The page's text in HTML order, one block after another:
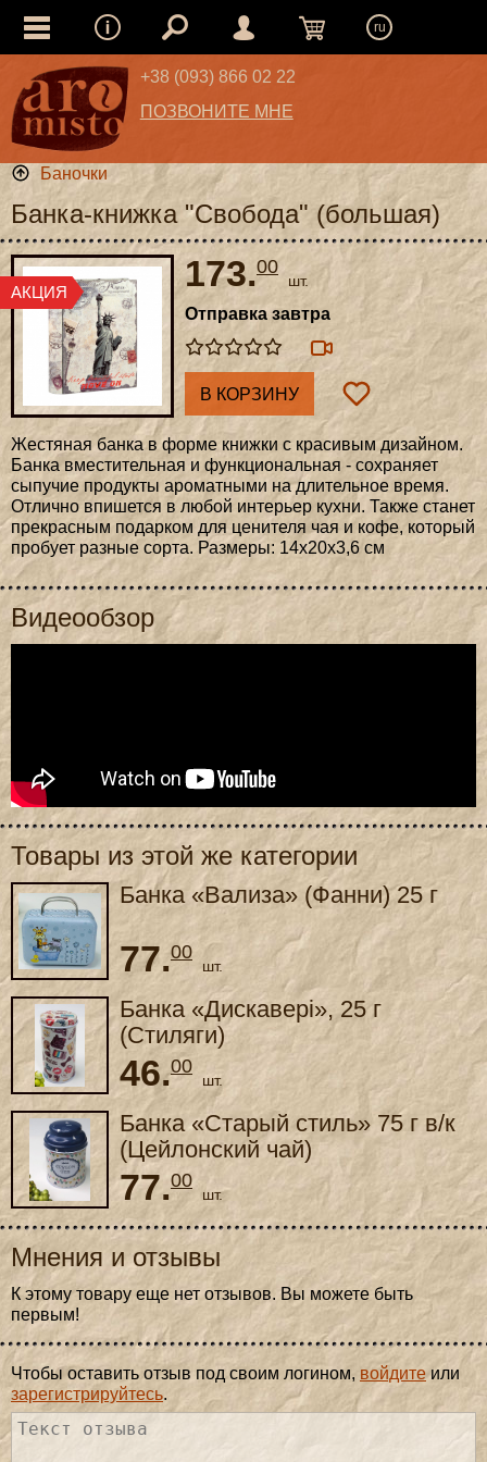
ru
+38 (093) 866 02 22
ПОЗВОНИТЕ МНЕ
Баночки
Банка-книжка "Свобода" (большая)
173.00
шт.
Отправка завтра
В КОРЗИНУ
Жестяная банка в форме книжки с красивым дизайном.
Банка вместительная и функциональная - сохраняет
сыпучие продукты ароматными на длительное время.
Отлично впишется в любой интерьер кухни. Также станет
прекрасным подарком для ценителя чая и кофе, который
пробует разные сорта. Размеры: 14х20х3,6 см
Видеообзор
Товары из этой же категории
Банка «Вализа» (Фанни) 25 г
77.00
шт.
Банка «Дискавері», 25 г
(Стиляги)
46.00
шт.
Банка «Старый стиль» 75 г в/к
(Цейлонский чай)
77.00
шт.
Мнения и отзывы
К этому товару еще нет отзывов. Вы можете быть
первым!
Чтобы оставить отзыв под своим логином, войдитеили
зарегистрируйтесь.